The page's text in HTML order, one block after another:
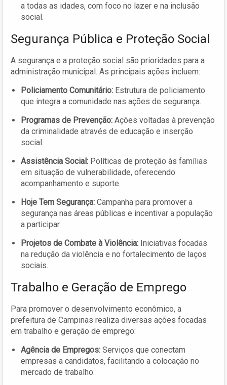
a todas as idades, com foco no lazer e na inclusão
social.
Segurança Pública e Proteção Social
A segurança e a proteção social são prioridades para a
administração municipal. As principais ações incluem:
Policiamento Comunitário: Estrutura de policiamento
que integra a comunidade nas ações de segurança.
Programas de Prevenção: Ações voltadas à prevenção
da criminalidade através de educação e inserção
social.
Assistência Social: Políticas de proteção às famílias
em situação de vulnerabilidade, oferecendo
acompanhamento e suporte.
Hoje Tem Segurança: Campanha para promover a
segurança nas áreas públicas e incentivar a população
a participar.
Projetos de Combate à Violência: Iniciativas focadas
na redução da violência e no fortalecimento de laços
sociais.
Trabalho e Geração de Emprego
Para promover o desenvolvimento econômico, a
prefeitura de Campinas realiza diversas ações focadas
em trabalho e geração de emprego:
Agência de Empregos: Serviços que conectam
empresas a candidatos, facilitando a colocação no
mercado de trabalho.